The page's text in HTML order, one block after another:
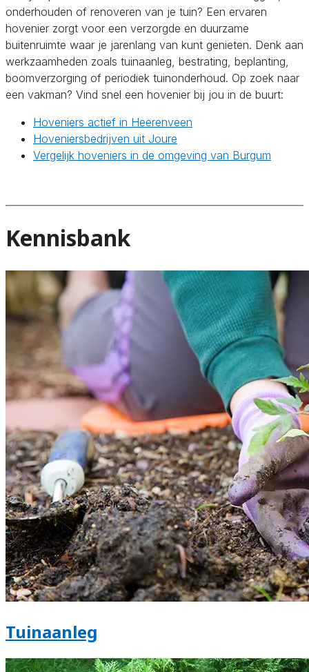
onderhouden of renoveren van je tuin? Een ervaren
hovenier zorgt voor een verzorgde en duurzame
buitenruimte waar je jarenlang van kunt genieten. Denk aan
werkzaamheden zoals tuinaanleg, bestrating, beplanting,
boomverzorging of periodiek tuinonderhoud. Op zoek naar
een vakman? Vind snel een hovenier bij jou in de buurt:
Hoveniers actief in Heerenveen
Hoveniersbedrijven uit Joure
Vergelijk hoveniers in de omgeving van Burgum
Kennisbank
Tuinaanleg